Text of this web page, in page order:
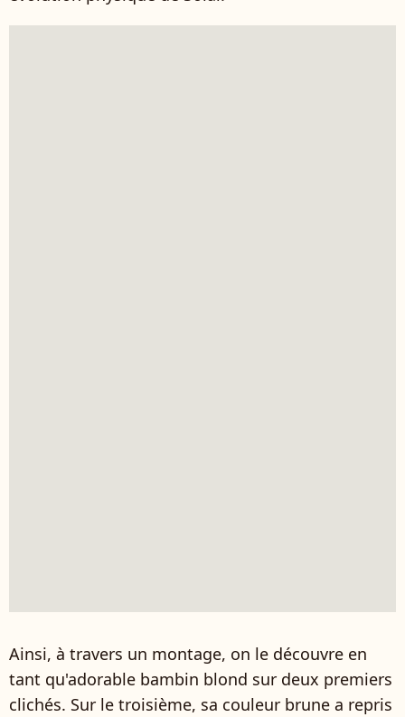
Ainsi, à travers un montage, on le découvre en
tant qu'adorable bambin blond sur deux premiers
clichés. Sur le troisième, sa couleur brune a repris